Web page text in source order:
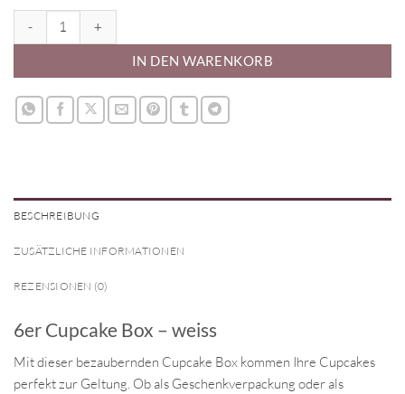
6er Cupcake Box - weiss Menge
IN DEN WARENKORB
BESCHREIBUNG
ZUSÄTZLICHE INFORMATIONEN
REZENSIONEN (0)
6er Cupcake Box – weiss
Mit dieser bezaubernden Cupcake Box kommen Ihre Cupcakes
perfekt zur Geltung. Ob als Geschenkverpackung oder als